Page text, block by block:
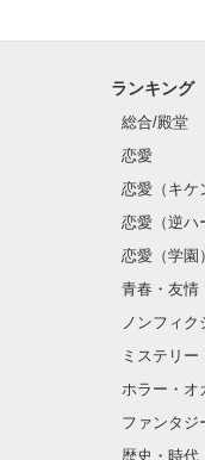
ランキング
総合/殿堂
恋愛
恋愛（キケ
恋愛（逆ハ
恋愛（学園）
青春・友情
ノンフィ
ミステリー
ホラー・オ
ファンタジ
歴史・時代